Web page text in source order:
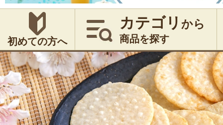
初めての方へ
カテゴリ から
商品を探す